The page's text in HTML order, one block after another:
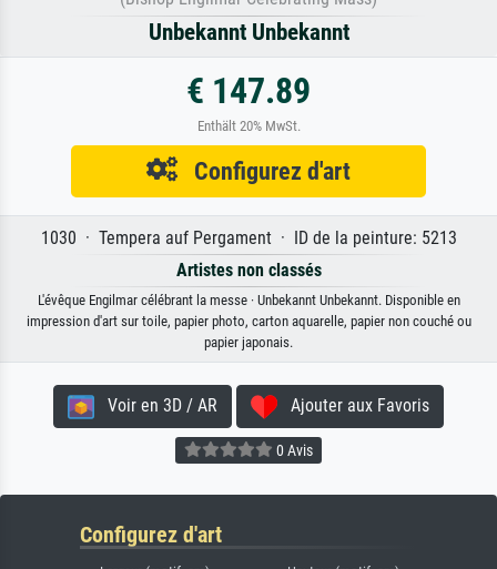
Unbekannt Unbekannt
€ 147.89
Enthält 20% MwSt.
Configurez d'art
1030 · Tempera auf Pergament · ID de la peinture: 5213
Artistes non classés
L'évêque Engilmar célébrant la messe · Unbekannt Unbekannt. Disponible en
impression d'art sur toile, papier photo, carton aquarelle, papier non couché ou
papier japonais.
Voir en 3D / AR Ajouter aux Favoris
0 Avis
Configurez d'art